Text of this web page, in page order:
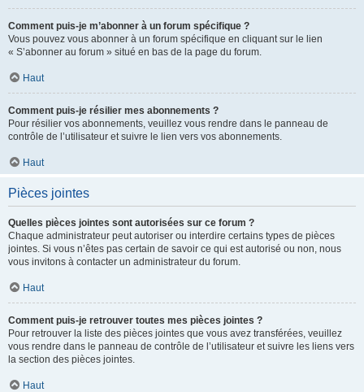
Comment puis-je m’abonner à un forum spécifique ?
Vous pouvez vous abonner à un forum spécifique en cliquant sur le lien
« S’abonner au forum » situé en bas de la page du forum.
Haut
Comment puis-je résilier mes abonnements ?
Pour résilier vos abonnements, veuillez vous rendre dans le panneau de
contrôle de l’utilisateur et suivre le lien vers vos abonnements.
Haut
Pièces jointes
Quelles pièces jointes sont autorisées sur ce forum ?
Chaque administrateur peut autoriser ou interdire certains types de pièces
jointes. Si vous n’êtes pas certain de savoir ce qui est autorisé ou non, nous
vous invitons à contacter un administrateur du forum.
Haut
Comment puis-je retrouver toutes mes pièces jointes ?
Pour retrouver la liste des pièces jointes que vous avez transférées, veuillez
vous rendre dans le panneau de contrôle de l’utilisateur et suivre les liens vers
la section des pièces jointes.
Haut